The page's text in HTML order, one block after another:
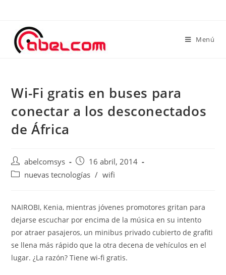
Menú
Wi-Fi gratis en buses para
conectar a los desconectados
de África
abelcomsys
16 abril, 2014
nuevas tecnologías / wifi
NAIROBI, Kenia, mientras jóvenes promotores gritan para
dejarse escuchar por encima de la música en su intento
por atraer pasajeros, un minibus privado cubierto de grafiti
se llena más rápido que la otra decena de vehículos en el
lugar. ¿La razón? Tiene wi-fi gratis.